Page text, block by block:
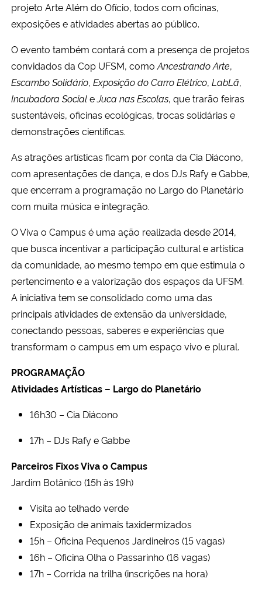
projeto Arte Além do Ofício, todos com oficinas,
exposições e atividades abertas ao público.
O evento também contará com a presença de projetos
convidados da Cop UFSM, como Ancestrando Arte,
Escambo Solidário, Exposição do Carro Elétrico, LabLã,
Incubadora SocialeJuca nas Escolas, que trarão feiras
sustentáveis, oficinas ecológicas, trocas solidárias e
demonstrações científicas.
As atrações artísticas ficam por conta da Cia Diácono,
com apresentações de dança, e dos DJs Rafy e Gabbe,
que encerram a programação no Largo do Planetário
com muita música e integração.
O Viva o Campus é uma ação realizada desde 2014,
que busca incentivar a participação cultural e artística
da comunidade, ao mesmo tempo em que estimula o
pertencimento e a valorização dos espaços da UFSM.
A iniciativa tem se consolidado como uma das
principais atividades de extensão da universidade,
conectando pessoas, saberes e experiências que
transformam o campus em um espaço vivo e plural.
PROGRAMAÇÃO
Atividades Artísticas – Largo do Planetário
16h30 – Cia Diácono
17h – DJs Rafy e Gabbe
Parceiros Fixos Viva o Campus
Jardim Botânico (15h às 19h)
Visita ao telhado verde
Exposição de animais taxidermizados
15h – Oficina Pequenos Jardineiros (15 vagas)
16h – Oficina Olha o Passarinho (16 vagas)
17h – Corrida na trilha (inscrições na hora)